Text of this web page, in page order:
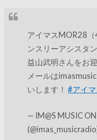
アイマスMOR28
ンスリーアシスタ
益山武明さんをお
メールは
いします！#アイ
— IM@S MUSIC